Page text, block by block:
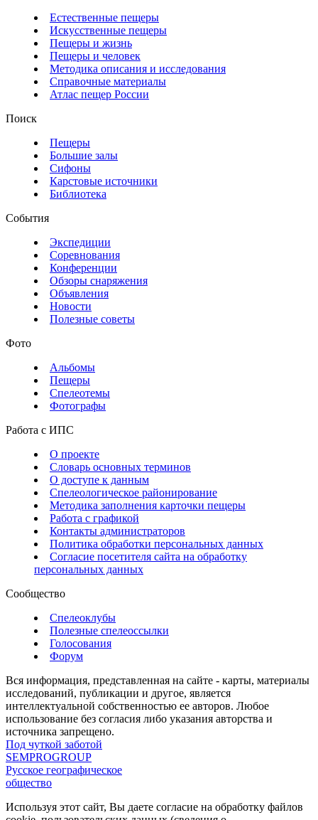
Естественные пещеры
Искусственные пещеры
Пещеры и жизнь
Пещеры и человек
Методика описания и исследования
Справочные материалы
Атлас пещер России
Поиск
Пещеры
Большие залы
Сифоны
Карстовые источники
Библиотека
События
Экспедиции
Соревнования
Конференции
Обзоры снаряжения
Объявления
Новости
Полезные советы
Фото
Альбомы
Пещеры
Спелеотемы
Фотографы
Работа с ИПС
О проекте
Словарь основных терминов
О доступе к данным
Спелеологическое районирование
Методика заполнения карточки пещеры
Работа с графикой
Контакты администраторов
Политика обработки персональных данных
Согласие посетителя сайта на обработку
персональных данных
Сообщество
Спелеоклубы
Полезные спелеоссылки
Голосования
Форум
Вся информация, представленная на сайте - карты, материалы
исследований, публикации и другое, является
интеллектуальной собственностью ее авторов. Любое
использование без согласия либо указания авторства и
источника запрещено.
Под чуткой заботой
SEMPROGROUP
Русское географическое
общество
Используя этот сайт, Вы даете согласие на обработку файлов